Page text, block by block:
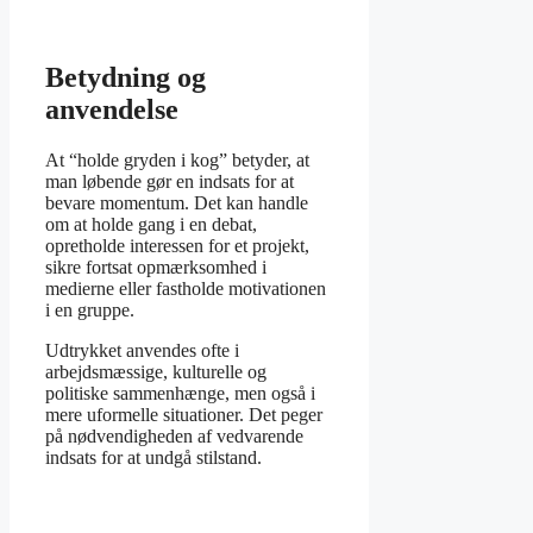
Betydning og
anvendelse
At “holde gryden i kog” betyder, at
man løbende gør en indsats for at
bevare momentum. Det kan handle
om at holde gang i en debat,
opretholde interessen for et projekt,
sikre fortsat opmærksomhed i
medierne eller fastholde motivationen
i en gruppe.
Udtrykket anvendes ofte i
arbejdsmæssige, kulturelle og
politiske sammenhænge, men også i
mere uformelle situationer. Det peger
på nødvendigheden af vedvarende
indsats for at undgå stilstand.